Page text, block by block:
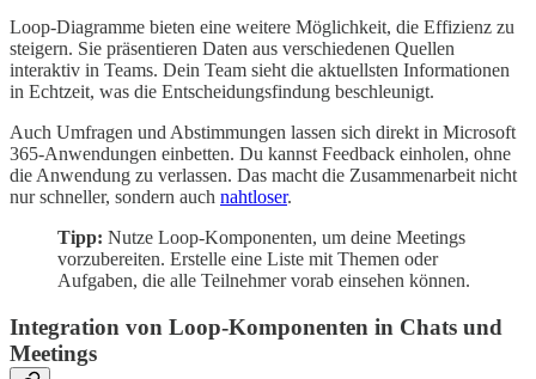
Loop-Diagramme bieten eine weitere Möglichkeit, die Effizienz zu
steigern. Sie präsentieren Daten aus verschiedenen Quellen
interaktiv in Teams. Dein Team sieht die aktuellsten Informationen
in Echtzeit, was die Entscheidungsfindung beschleunigt.
Auch Umfragen und Abstimmungen lassen sich direkt in Microsoft
365-Anwendungen einbetten. Du kannst Feedback einholen, ohne
die Anwendung zu verlassen. Das macht die Zusammenarbeit nicht
nur schneller, sondern auch nahtloser.
Tipp: Nutze Loop-Komponenten, um deine Meetings
vorzubereiten. Erstelle eine Liste mit Themen oder
Aufgaben, die alle Teilnehmer vorab einsehen können.
Integration von Loop-Komponenten in Chats und
Meetings